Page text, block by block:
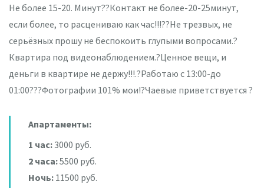
Не более 15-20. Минут??Контакт не более-20-25минут,
если более, то расцениваю как час!!!??Не трезвых, не
серьёзных прошу не беспокоить глупыми вопросами.?
Квартира под видеонаблюдением.?Ценное вещи, и
деньги в квартире не держу!!!.?Работаю с 13:00-до
01:00???Фотографии 101% мои!?Чаевые приветствуется ?
Апартаменты:
1 час:3000 руб.
2 часа:5500 руб.
Ночь: 11500 руб.